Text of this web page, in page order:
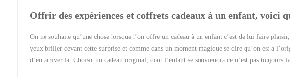
Offrir des expériences et coffrets cadeaux à un enfant, voici
On ne souhaite qu’une chose lorsque l’on offre un cadeau à un enfant c’est de lui faire
yeux briller devant cette surprise et comme dans un moment magique se dire qu’on est à
d’en arriver là. Choisir un cadeau original, dont l’enfant se souviendra ce n’est pas